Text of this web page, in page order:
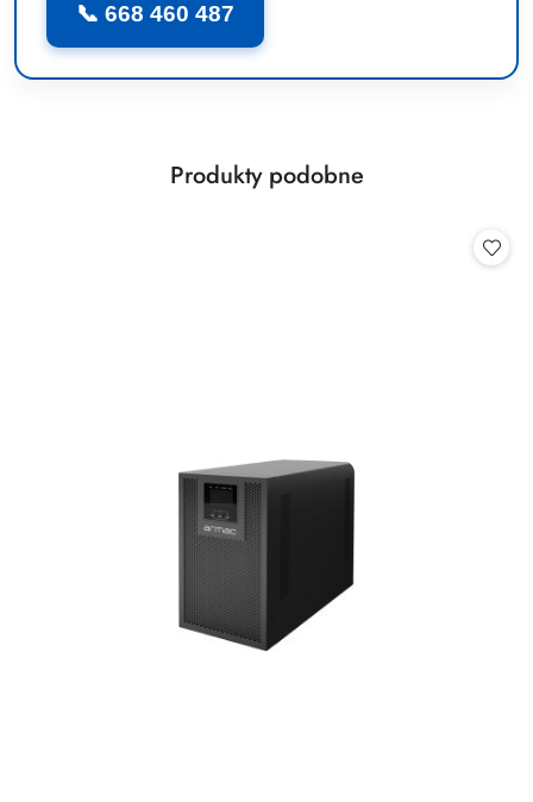
📞 668 460 487
Pomiń karuzelę produktów
Produkty
Produkty podobne